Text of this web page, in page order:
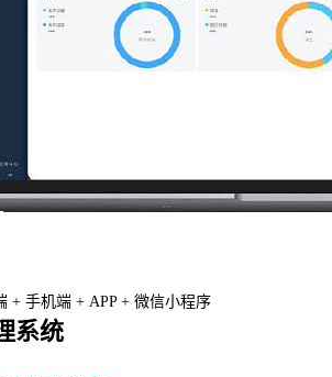
+ 手机端 + APP + 微信小程序
系统